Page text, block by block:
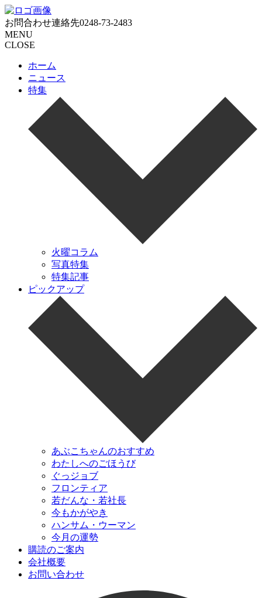
お問合わせ連絡先0248-73-2483
MENU
CLOSE
ホーム
ニュース
特集
火曜コラム
写真特集
特集記事
ピックアップ
あぶこちゃんのおすすめ
わたしへのごほうび
ぐっジョブ
フロンティア
若だんな・若社長
今もかがやき
ハンサム・ウーマン
今月の運勢
購読のご案内
会社概要
お問い合わせ